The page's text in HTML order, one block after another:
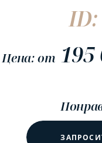
ID:
Цена: от 195